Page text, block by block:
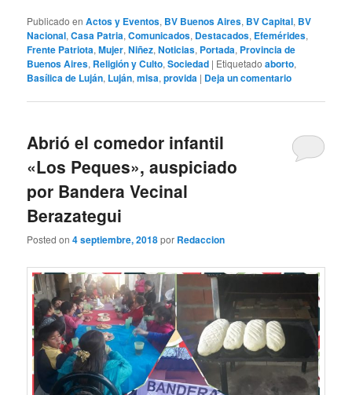
Publicado en Actos y Eventos, BV Buenos Aires, BV Capital, BV
Nacional,Casa Patria,Comunicados, Destacados, Efemérides,
Frente Patriota,Mujer,Niñez,Noticias, Portada, Provincia de
Buenos Aires, Religión y Culto,Sociedad | Etiquetado aborto,
Basílica de Luján, Luján,misa,provida | Deja un comentario
Abrió el comedor infantil
«Los Peques», auspiciado
por Bandera Vecinal
Berazategui
Posted on4 septiembre, 2018por Redaccion